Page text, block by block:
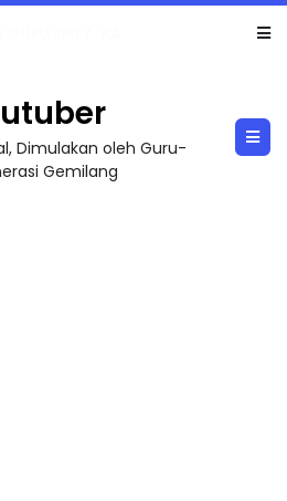
Dimulakan oleh Guru-
Gemilang